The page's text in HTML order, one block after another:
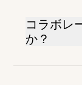
コラボレ
か？